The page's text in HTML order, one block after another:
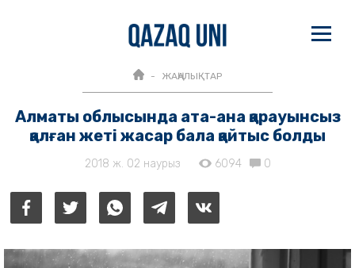
ЖАҢАЛЫҚТАР
Алматы облысында ата-ана қарауынсыз
қалған жеті жасар бала қайтыс болды
2018 ж. 02 наурыз 6094 0